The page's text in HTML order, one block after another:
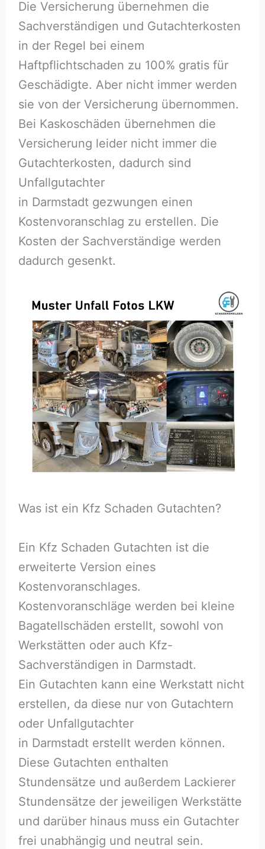
Die Versicherung übernehmen die
Sachverständigen und Gutachterkosten
in der Regel bei einem
Haftpflichtschaden zu 100% gratis für
Geschädigte. Aber nicht immer werden
sie von der Versicherung übernommen.
Bei Kaskoschäden übernehmen die
Versicherung leider nicht immer die
Gutachterkosten, dadurch sind
Unfallgutachter
in Darmstadt gezwungen einen
Kostenvoranschlag zu erstellen. Die
Kosten der Sachverständige werden
dadurch gesenkt.
Was ist ein Kfz Schaden Gutachten?
Ein Kfz Schaden Gutachten ist die
erweiterte Version eines
Kostenvoranschlages.
Kostenvoranschläge werden bei kleine
Bagatellschäden erstellt, sowohl von
Werkstätten oder auch Kfz-
Sachverständigen in Darmstadt.
Ein Gutachten kann eine Werkstatt nicht
erstellen, da diese nur von Gutachtern
oder Unfallgutachter
in Darmstadt erstellt werden können.
Diese Gutachten enthalten
Stundensätze und außerdem Lackierer
Stundensätze der jeweiligen Werkstätte
und darüber hinaus muss ein Gutachter
frei unabhängig und neutral sein.